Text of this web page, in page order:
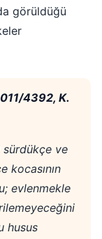
görüldüğü
4392, K.
sürdükçe ve
kocasının
evlenmekle
husus